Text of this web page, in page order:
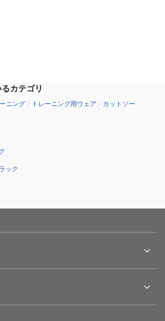
カテゴリ
ニング トレーニング用ウェア カットソー
ック